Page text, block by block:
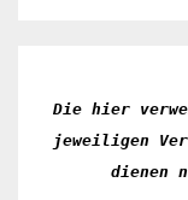
Die hier
jeweiligen
dienen